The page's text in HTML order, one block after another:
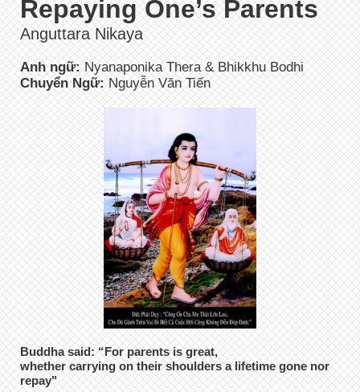
Repaying One’s Parents
Anguttara Nikaya
Anh ngữ:Nyanaponika Thera & Bhikkhu Bodhi
Chuyển Ngữ:Nguyễn Văn Tiến
Buddha said: “For parents is great,
whether carrying on their shoulders a lifetime gone nor
repay"